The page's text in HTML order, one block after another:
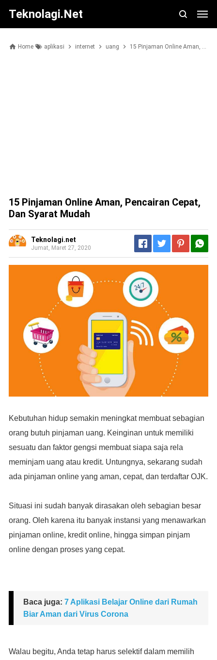
Teknolagi.net
Home aplikasi internet uang 15 Pinjaman Online Aman, Pencairan Cepat, dan Syarat Mudah
15 Pinjaman Online Aman, Pencairan Cepat,
Dan Syarat Mudah
Teknolagi.net
Jumat, Maret 27, 2020
Kebutuhan hidup semakin meningkat membuat sebagian
orang butuh pinjaman uang. Keinginan untuk memiliki
sesuatu dan faktor gengsi membuat siapa saja rela
meminjam uang atau kredit. Untungnya, sekarang sudah
ada pinjaman online yang aman, cepat, dan terdaftar OJK.
Situasi ini sudah banyak dirasakan oleh sebagian besar
orang. Oleh karena itu banyak instansi yang menawarkan
pinjaman online, kredit online, hingga simpan pinjam
online dengan proses yang cepat.
Baca juga: 7 Aplikasi Belajar Online dari Rumah
Biar Aman dari Virus Corona
Walau begitu, Anda tetap harus selektif dalam memilih